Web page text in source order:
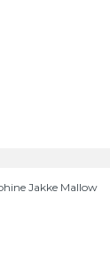
Jakke Mallow